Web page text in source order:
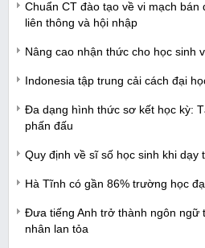
Chuẩn CT đào tạo về vi mạch bán
liên thông và hội nhập
Nâng cao nhận thức cho học sinh
Indonesia tập trung cải cách đại
Đa dạng hình thức sơ kết học kỳ:
phấn đấu
Quy định về sĩ số học sinh khi dạy
Hà Tĩnh có gần 86% trường học
Đưa tiếng Anh trở thành ngôn ngữ
nhân lan tỏa